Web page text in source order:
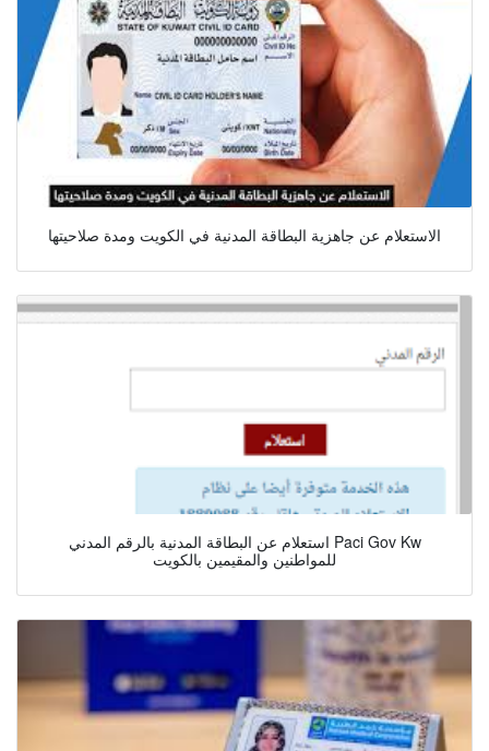
الاستعلام عن جاهزية البطاقة المدنية في الكويت ومدة صلاحيتها
استعلام عن البطاقة المدنية بالرقم المدني Paci Gov Kw
للمواطنين والمقيمين بالكويت